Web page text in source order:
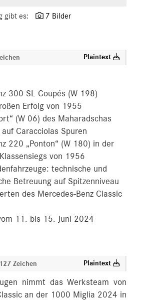
gibt es:
7 Bilder
Plaintext
300 SL Coupés (W 198)
Erfolg von 1955
(W 06) des Maharadschas
Caracciolas Spuren
220 „Ponton“ (W 180) in der
von 1956
technische und
Betreuung auf Spitzenniveau
des Mercedes-Benz Classic
11. bis 15. Juni 2024
Zeichen Plaintext
nimmt das Werksteam von
an der 1000 Miglia 2024 in